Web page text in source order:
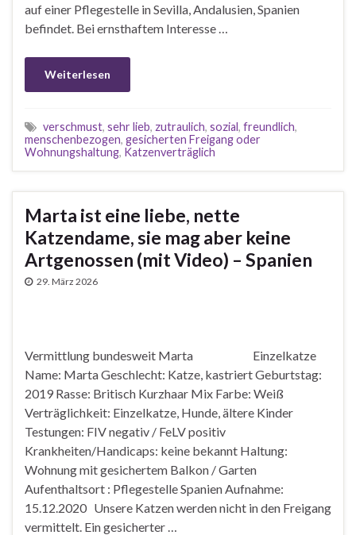
auf einer Pflegestelle in Sevilla, Andalusien, Spanien
befindet. Bei ernsthaftem Interesse …
Weiterlesen
verschmust, sehr lieb, zutraulich, sozial, freundlich,
menschenbezogen, gesicherten Freigang oder
Wohnungshaltung, Katzenverträglich
Marta ist eine liebe, nette
Katzendame, sie mag aber keine
Artgenossen (mit Video) – Spanien
29. März 2026
Vermittlung bundesweit Marta Einzelkatze
Name: Marta Geschlecht: Katze, kastriert Geburtstag:
2019 Rasse: Britisch Kurzhaar Mix Farbe: Weiß
Verträglichkeit: Einzelkatze, Hunde, ältere Kinder
Testungen: FIV negativ / FeLV positiv
Krankheiten/Handicaps: keine bekannt Haltung:
Wohnung mit gesichertem Balkon / Garten
Aufenthaltsort : Pflegestelle Spanien Aufnahme:
15.12.2020 Unsere Katzen werden nicht in den Freigang
vermittelt. Ein gesicherter …